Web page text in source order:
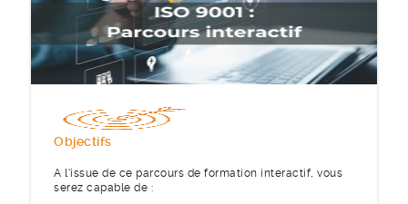
Objectifs
A l'issue de ce parcours de formation interactif, vous
serez capable de :